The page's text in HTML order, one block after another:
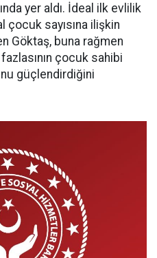
yer aldı. İdeal ilk evlilik
çocuk sayısına ilişkin
Göktaş, buna rağmen
fazlasının çocuk sahibi
güçlendirdiğini